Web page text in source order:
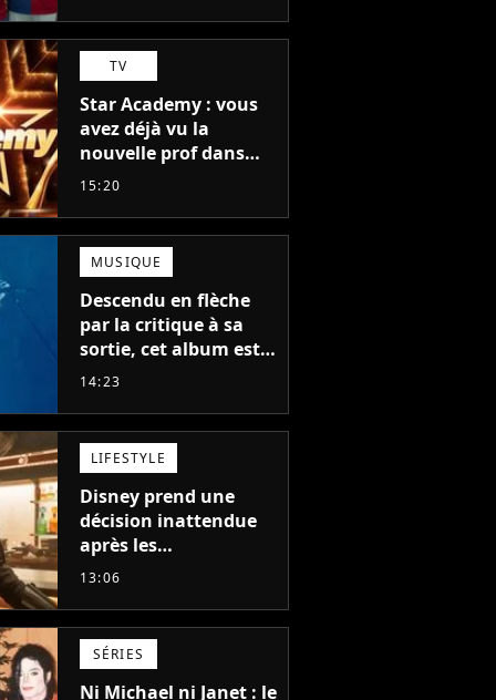
TV
Star Academy : vous
avez déjà vu la
nouvelle prof dans
The Voice et aux
15:20
MUSIQUE
Descendu en flèche
par la critique à sa
sortie, cet album est
en train de devenir le
auteur
14:23
LIFESTYLE
Disney prend une
décision inattendue
après les
"performances
et The Mandalorian &
Grogu au box-office
13:06
SÉRIES
Ni Michael ni Janet : le